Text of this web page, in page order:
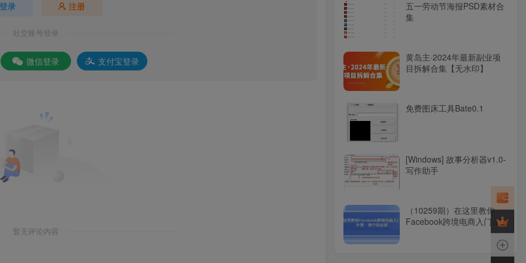
登录 注册
社交账号登录
微信登录 支付宝登录
暂无评论内容
五一劳动节海报PSD素材合
集
黄岛主·2024年最新副业项
目拆解合集【无水印】
免费图床工具Bate0.1
[Windows] 故事分析器v1.0-
写作助手
（10259期）在这里教你
Facebook跨境电商入门课，